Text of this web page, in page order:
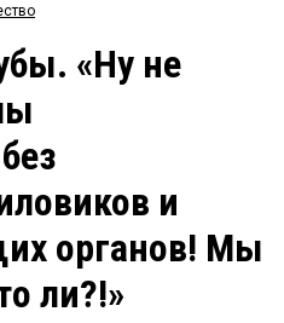
Рейтинги
«Ну не
и
органов! Мы
ли?!»